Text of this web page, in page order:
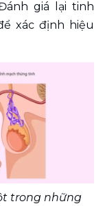
giá lại tinh
xác định hiệu
trong những